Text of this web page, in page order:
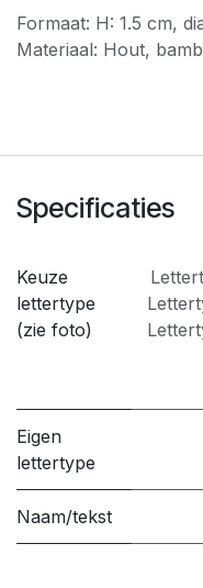
Formaat: H: 1.5 cm,
Materiaal: Hout,
Specificaties
Keuze
lettertype
(zie foto)
Eigen
lettertype
Naam/tekst